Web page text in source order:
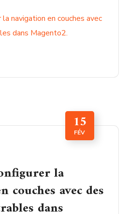
navigation en couches avec
dans Magento2.
15
FÉV
la
couches avec des
dans